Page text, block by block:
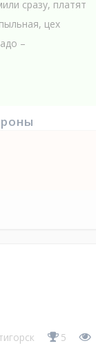
сразу, платят
цех
–
5